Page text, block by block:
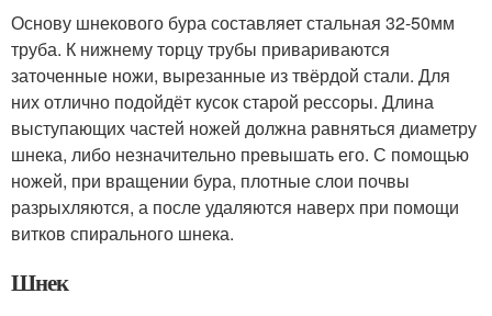
Основу шнекового бура составляет стальная 32-50мм
труба. К нижнему торцу трубы привариваются
заточенные ножи, вырезанные из твёрдой стали. Для
них отлично подойдёт кусок старой рессоры. Длина
выступающих частей ножей должна равняться диаметру
шнека, либо незначительно превышать его. С помощью
ножей, при вращении бура, плотные слои почвы
разрыхляются, а после удаляются наверх при помощи
витков спирального шнека.
Шнек